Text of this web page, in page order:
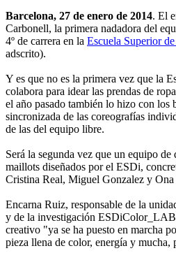
Barcelona, 27 de enero de 2014. El
Carbonell, la primera nadadora del
4º de carrera en la Escuela Superior
adscrito).
Y es que no es la primera vez que la
colabora para idear las prendas de
el año pasado también lo hizo con los
sincronizada de las coreografías
de las del equipo libre.
Será la segunda vez que un equipo
maillots diseñados por el ESDi,
Cristina Real, Miguel Gonzalez y
Encarna Ruiz, responsable de la
y de la investigación
creativo "ya se ha puesto en marcha
pieza llena de color, energía y mucha,